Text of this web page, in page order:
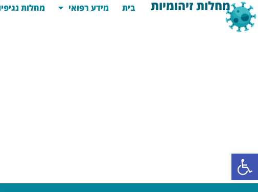
פתח סרגל נגישות
מחלות זיהומיות בית מידע רפואי מחלות